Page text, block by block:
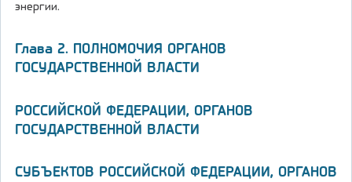
энергии.
Глава 2. ПОЛНОМОЧИЯ ОРГАНОВ
ГОСУДАРСТВЕННОЙ ВЛАСТИ
РОССИЙСКОЙ ФЕДЕРАЦИИ, ОРГАНОВ
ГОСУДАРСТВЕННОЙ ВЛАСТИ
СУБЪЕКТОВ РОССИЙСКОЙ ФЕДЕРАЦИИ, ОРГАНОВ